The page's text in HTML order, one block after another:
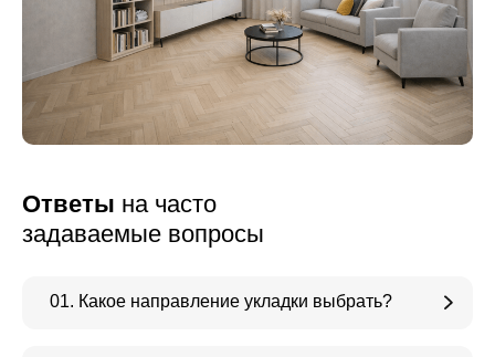
Ответы на часто
задаваемые вопросы
01. Какое направление укладки выбрать?